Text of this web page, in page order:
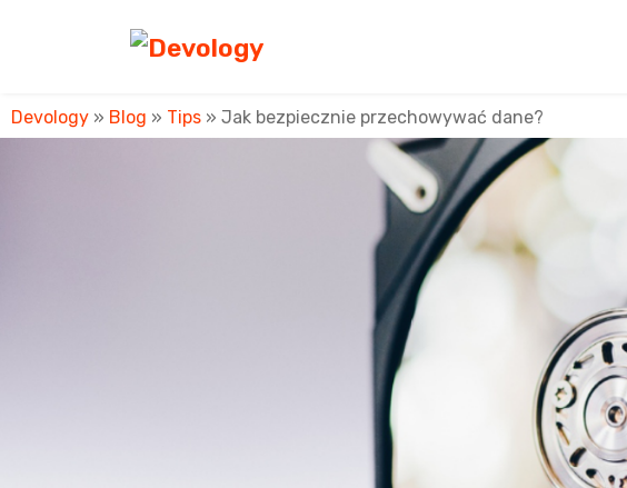
Devology » Blog » Tips » Jak bezpiecznie przechowywać dane?